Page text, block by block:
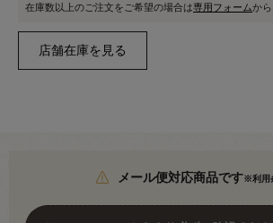
在庫数以上のご注文をご希望の場合は専用フォームから
メール便対応商品です※利用